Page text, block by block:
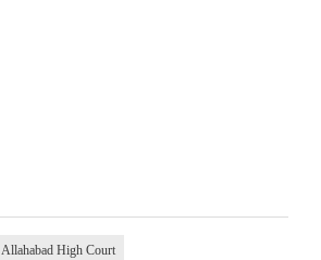
Allahabad High Court